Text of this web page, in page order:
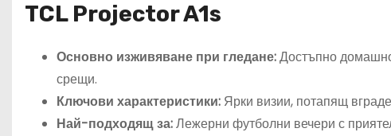
TCL Projector A1s
Основно изживяване при гледане:Достъпно
срещи.
Ключови характеристики: Ярки визии, потапящ
Най-подходящ за:Лежерни футболни вечери с